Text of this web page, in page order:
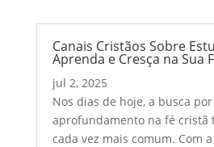
Canais Cristãos Sobre
Aprenda e Cresça na Sua
jul 2, 2025
Nos dias de hoje, a busca
aprofundamento na fé cristã
cada vez mais comum. Com